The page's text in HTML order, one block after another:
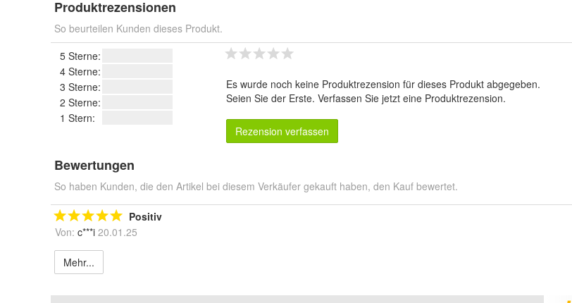
Produktrezensionen
So beurteilen Kunden dieses Produkt.
5 Sterne:
4 Sterne:
3 Sterne:
2 Sterne:
1 Stern:
Es wurde noch keine Produktrezension für dieses Produkt abgegeben.
Seien Sie der Erste. Verfassen Sie jetzt eine Produktrezension.
Rezension verfassen
Bewertungen
So haben Kunden, die den Artikel bei diesem Verkäufer gekauft haben, den Kauf bewertet.
Positiv
Von: c***i 20.01.25
Mehr...